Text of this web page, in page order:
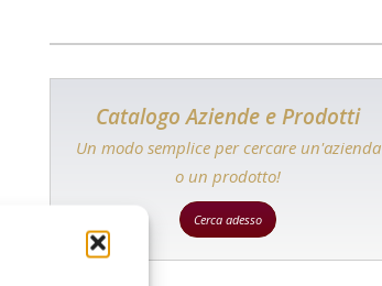
Catalogo Aziende e Prodotti
Un modo semplice per cercare un'azienda
o un prodotto!
Cerca adesso